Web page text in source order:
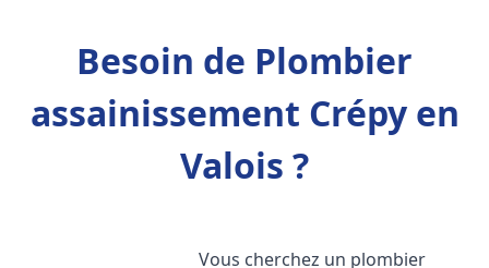
Besoin de Plombier
assainissement Crépy en
Valois ?
Vous cherchez un plombier